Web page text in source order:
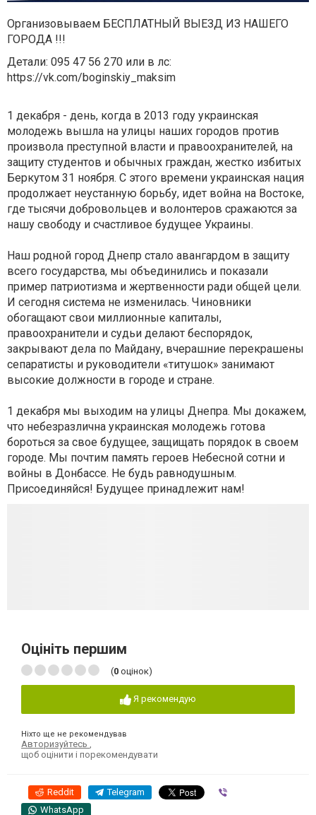
Организовываем БЕСПЛАТНЫЙ ВЫЕЗД ИЗ НАШЕГО
ГОРОДА !!!
Детали: 095 47 56 270 или в лс:
https://vk.com/boginskiy_maksim
1 декабря - день, когда в 2013 году украинская
молодежь вышла на улицы наших городов против
произвола преступной власти и правоохранителей, на
защиту студентов и обычных граждан, жестко избитых
Беркутом 31 ноября. С этого времени украинская нация
продолжает неустанную борьбу, идет война на Востоке,
где тысячи добровольцев и волонтеров сражаются за
нашу свободу и счастливое будущее Украины.
Наш родной город Днепр стало авангардом в защиту
всего государства, мы объединились и показали
пример патриотизма и жертвенности ради общей цели.
И сегодня система не изменилась. Чиновники
обогащают свои миллионные капиталы,
правоохранители и судьи делают беспорядок,
закрывают дела по Майдану, вчерашние перекрашены
сепаратисты и руководители «титушок» занимают
высокие должности в городе и стране.
1 декабря мы выходим на улицы Днепра. Мы докажем,
что небезразлична украинская молодежь готова
бороться за свое будущее, защищать порядок в своем
городе. Мы почтим память героев Небесной сотни и
войны в Донбассе. Не будь равнодушным.
Присоединяйся! Будущее принадлежит нам!
Оцініть першим
(0 оцінок)
Я рекомендую
Ніхто ще не рекомендував
Авторизуйтесь
щоб оцінити і порекомендувати
Reddit Telegram
WhatsApp